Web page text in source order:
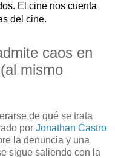
El cine nos cuenta
del cine.
caos en
mismo
de qué se trata
por Jonathan Castro
la denuncia y una
sigue saliendo con la